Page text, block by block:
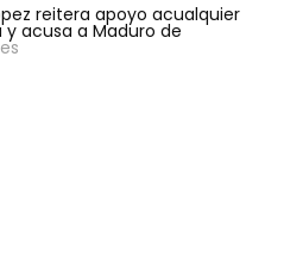
reitera apoyo acualquier
acusa a Maduro de